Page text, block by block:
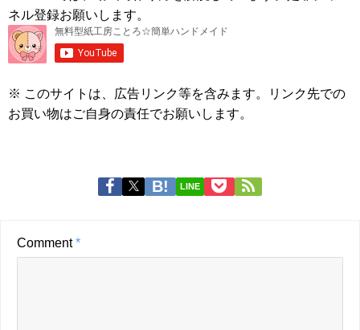
ネル登録お願いします。
※ このサイトは、広告リンク等を含みます。リンク先での
お買い物はご自身の責任でお願いします。
LINE
Comment*